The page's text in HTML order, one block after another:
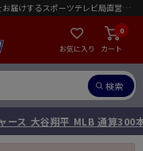
J SPORTSオンラインショップ 国内外の様々なスポーツをお届けするスポーツテレビ局直営店｜会員限定初回ご注文送料無料キャンペーン実施中！
お気に入り カート
0
検索
ース 大谷翔平 MLB 通算300